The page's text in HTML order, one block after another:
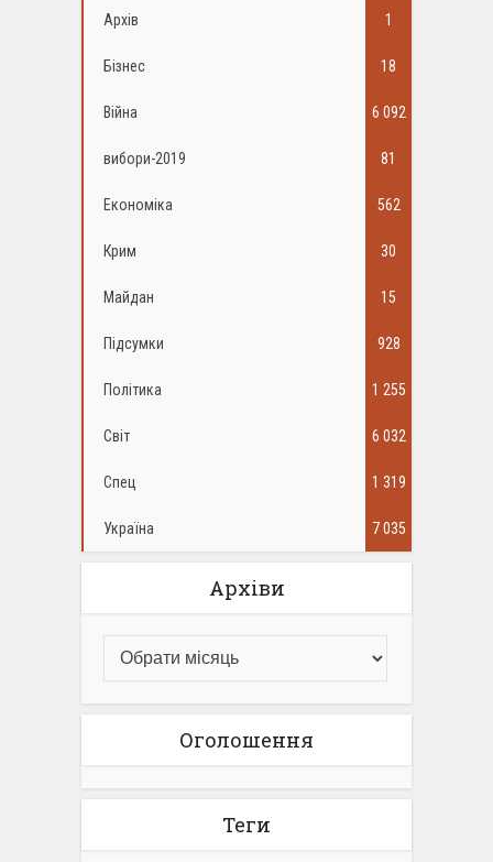
Архів 1
Бізнес 18
Війна 6 092
вибори-2019 81
Економіка 562
Крим 30
Майдан 15
Підсумки 928
Політика 1 255
Світ 6 032
Спец 1 319
Україна 7 035
Архіви
Оголошення
Теги